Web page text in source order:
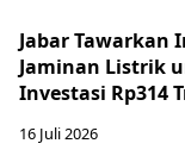
Jabar Tawarkan
Jaminan Listrik
Investasi Rp314
16 Juli 2026